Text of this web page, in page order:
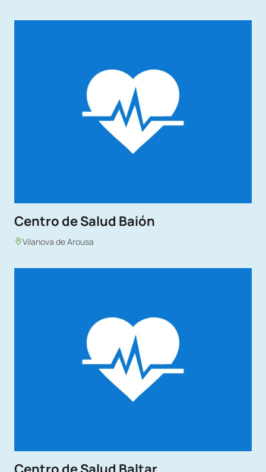
Centro de Salud Baión
Vilanova de Arousa